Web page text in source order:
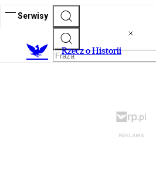
Serwisy
Rzecz o Historii